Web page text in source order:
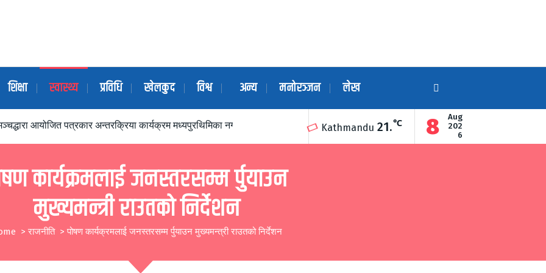
शिक्षा स्वास्थ्य प्रविधि खेलकुद विश्व अन्य मनोरञ्जन लेख
आयोजित पत्रकार अन्तरक्रिया कार्यक्रम मध्यपुरथिमिका नगर प्रमुखद्धारा उद्घाटन गुण्डुको अन्नन्त कुण्डमा हरेक महिनाको अन्तिम सोमबार दिव्य
Kathmandu 21.℃ 8
Aug
202
6
कार्यक्रमलाई जनस्तरसम्म र्पुयाउन
मुख्यमन्त्री राउतको निर्देशन
> राजनीति> पोषण कार्यक्रमलाई जनस्तरसम्म र्पुयाउन मुख्यमन्त्री राउतको निर्देशन